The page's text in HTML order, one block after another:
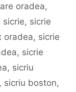
oradea,
sicrie, sicrie
oradea, sicrie
, sicrie
, sicriu
, sicriu boston,